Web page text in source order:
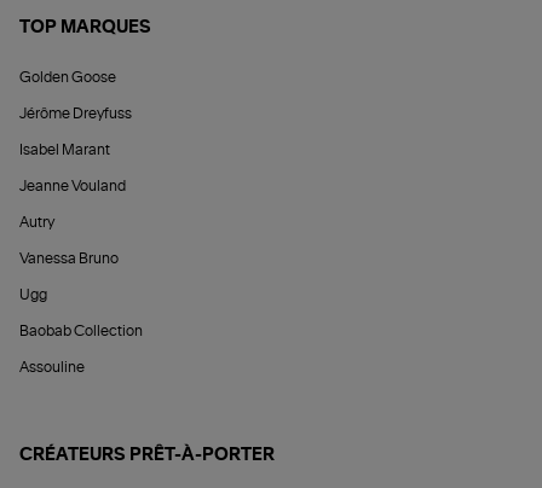
TOP MARQUES
Golden Goose
Jérôme Dreyfuss
Isabel Marant
Jeanne Vouland
Autry
Vanessa Bruno
Ugg
Baobab Collection
Assouline
CRÉATEURS PRÊT-À-PORTER